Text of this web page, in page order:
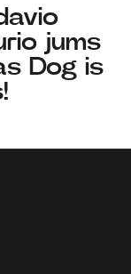
jums
Dog is